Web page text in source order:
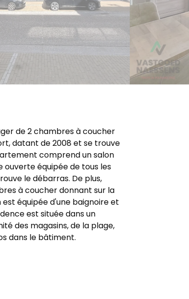
de 2 chambres à coucher
datant de 2008 et se trouve
comprend un salon
ouverte équipée de tous les
le débarras. De plus,
à coucher donnant sur la
équipée d'une baignoire et
est située dans un
des magasins, de la plage,
dans le bâtiment.